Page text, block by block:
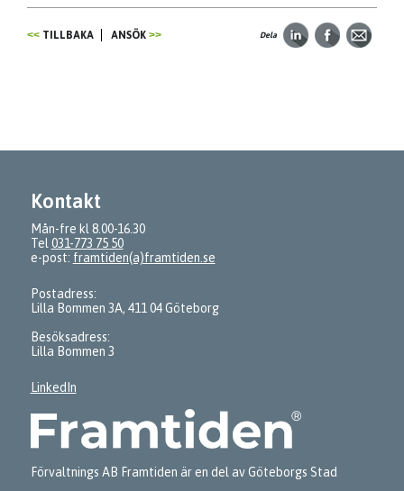
TILLBAKA ANSÖK Dela
Kontakt
Mån-fre kl 8.00-16.30
Tel 031-773 75 50
e-post: framtiden(a)framtiden.se
Postadress:
Lilla Bommen 3A, 411 04 Göteborg
Besöksadress:
Lilla Bommen 3
LinkedIn
Förvaltnings AB Framtiden är en del av Göteborgs Stad